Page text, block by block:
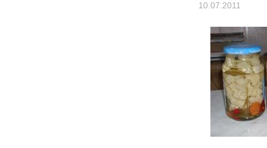
10.07.2011